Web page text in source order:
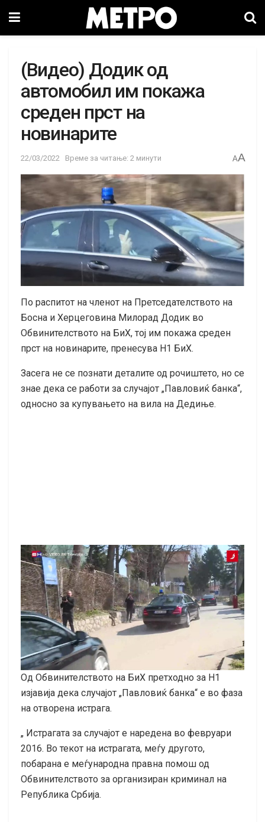
(Видео) Додик од
автомобил им покажа
среден прст на
новинарите
22/03/2022 Време за читање: 2 минути AA
По распитот на членот на Претседателството на
Босна и Херцеговина Милорад Додик во
Обвинителството на БиХ, тој им покажа среден
прст на новинарите, пренесува Н1 БиХ.
Засега не се познати деталите од рочиштето, но се
знае дека се работи за случајот „Павловиќ банка“,
односно за купувањето на вила на Дедиње.
Од Обвинителството на БиХ претходно за Н1
изјавија дека случајот „Павловиќ банка“ е во фаза
на отворена истрага.
„ Истрагата за случајот е наредена во февруари
2016. Во текот на истрагата, меѓу другото,
побарана е меѓународна правна помош од
Обвинителството за организиран криминал на
Република Србија.